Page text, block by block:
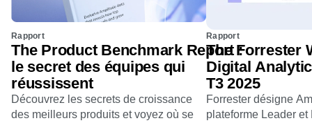
Rapport
The Product Benchmark Report :
le secret des équipes qui
réussissent
Découvrez les secrets de croissance
des meilleurs produits et voyez où se
Rapport
The Forrester
Digital
T3 2025
Forrester désigne
plateforme Leader